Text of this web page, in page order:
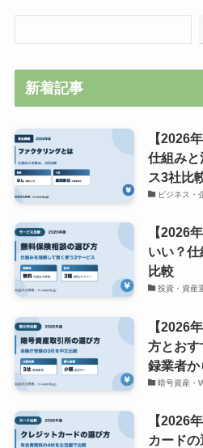
新着記事
【2026
仕組み
ス3社比
ビジネス・
【2026
いい？
比較
投資・資産
【2026
方とお
録業者か
暗号資産・
【2026
カード